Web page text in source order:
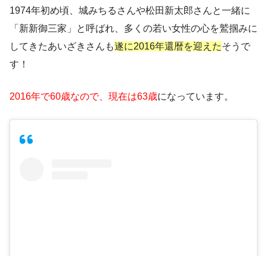
1974年初め頃、城みちるさんや松田新太郎さんと一緒に
「新新御三家」と呼ばれ、多くの若い女性の心を鷲掴みに
してきたあいざきさんも遂に2016年還暦を迎えたそうで
す！
2016年で60歳なので、現在は63歳になっています。